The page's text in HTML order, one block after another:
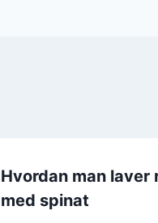
Hvordan man laver
med spinat